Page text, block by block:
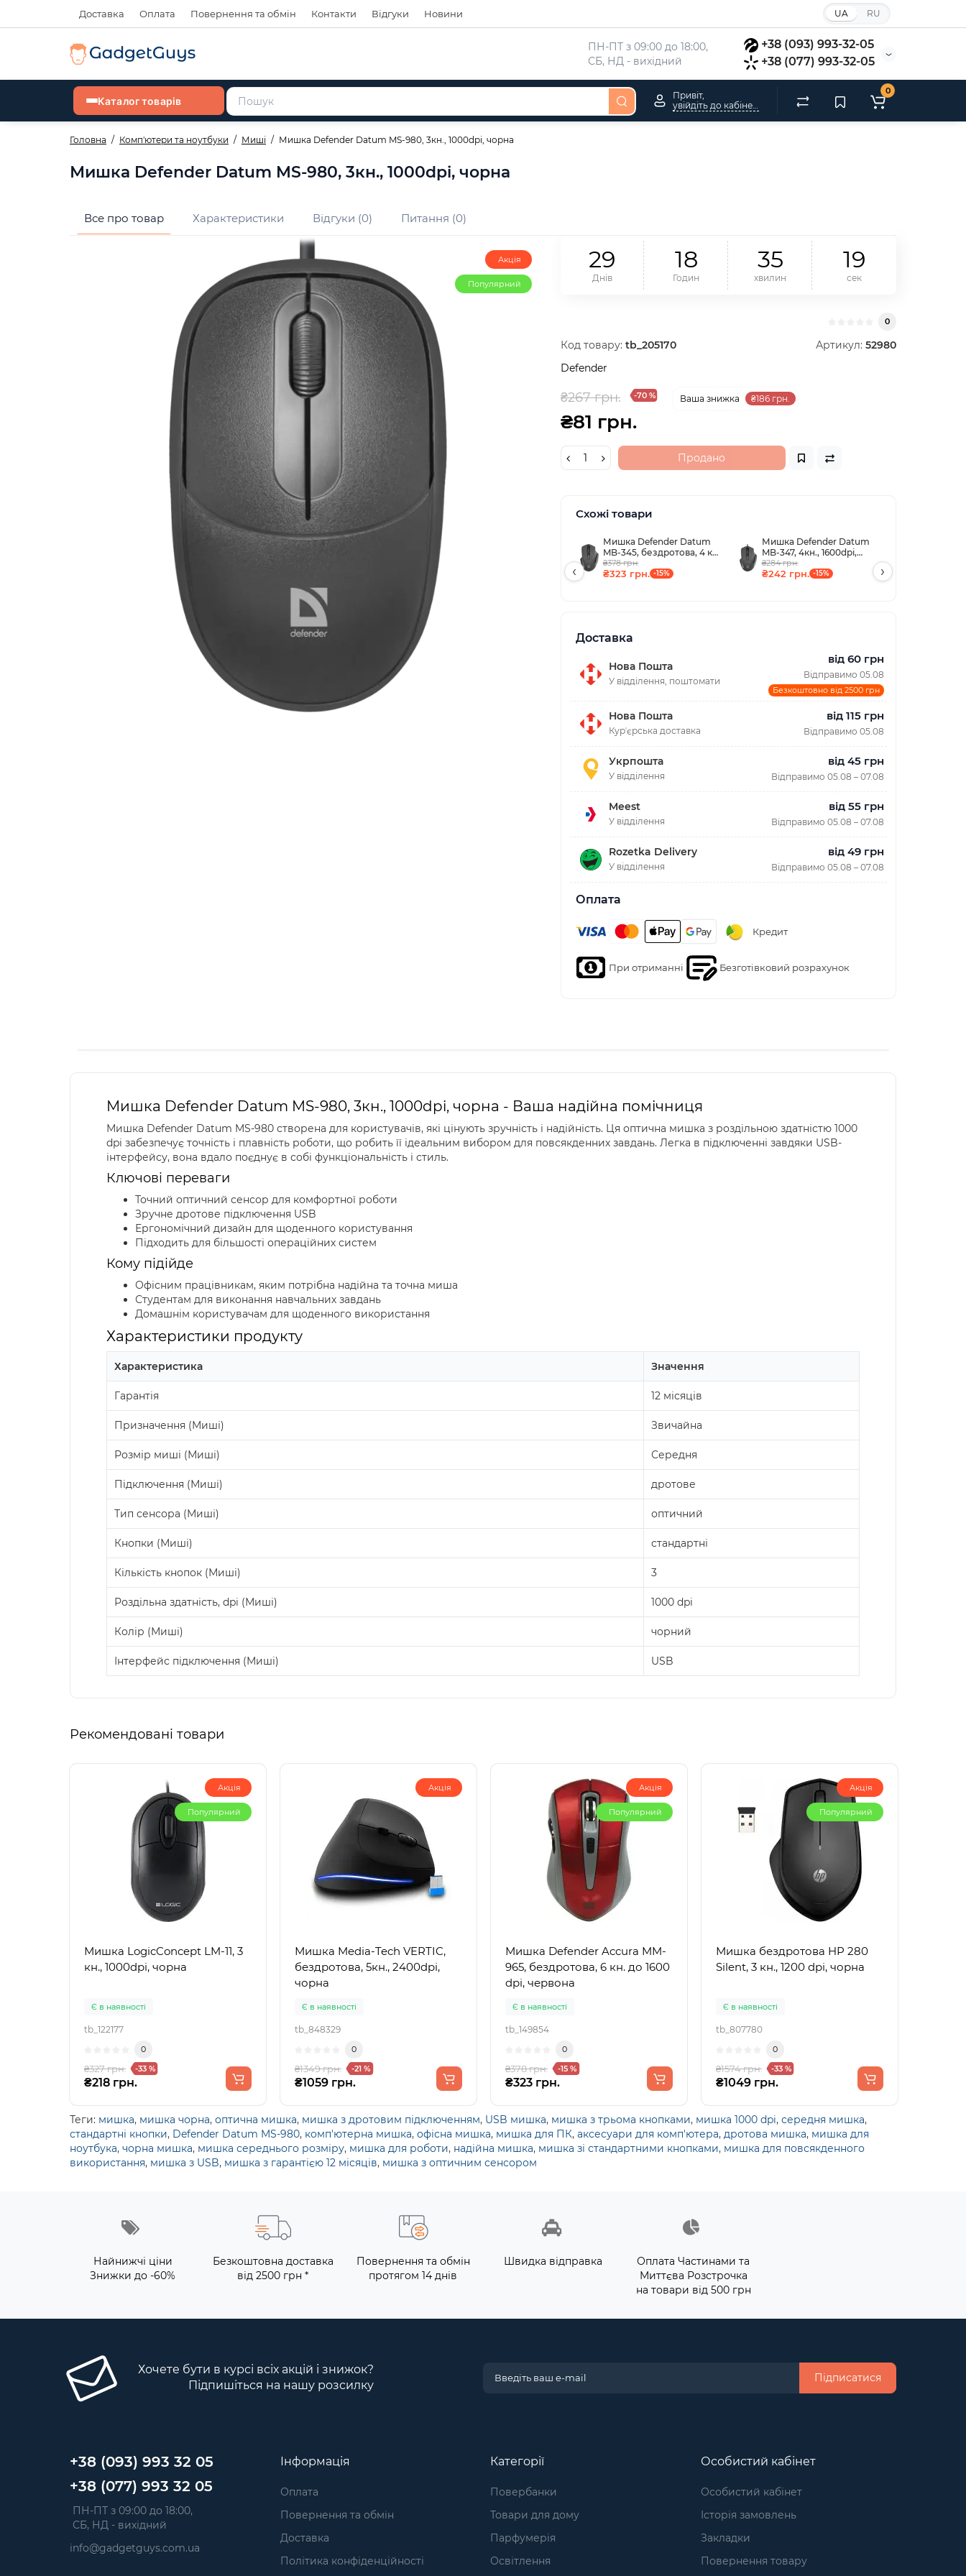
Доставка Оплата Повернення та обмін Контакти Відгуки Новини UA RU
ПН-ПТ з 09:00 до 18:00,
СБ, НД - вихідний
+38 (093) 993-32-05
+38 (077) 993-32-05
Каталог товарів
Привіт,
0
Головна Комп'ютери та ноутбуки Миші Мишка Defender Datum MS-980, 3кн., 1000dpi, чорна
Мишка Defender Datum MS-980, 3кн., 1000dpi, чорна
Все про товар Характеристики Відгуки (0) Питання (0)
Акція
Популярний
29
Днів
18
Годин
35
хвилин
18
сек
0
Код товару: tb_205170 Артикул: 52980
Defender
₴267 грн. -70 % Ваша знижка ₴186 грн.
₴81 грн.
Продано
Схожі товари
Мишка Defender Datum
MB-345, бездротова, 4 кн.
до 1600 dpi, чорна
₴378 грн.
₴323 грн. -15%
Мишка Defender Datum
MB-347, 4кн., 1600dpi,
чорна
₴284 грн.
₴242 грн. -15%
‹ ›
Доставка
Нова Пошта
У відділення, поштомати
від 60 грн
Відправимо 05.08
Безкоштовно від 2500 грн
Нова Пошта
Курʼєрська доставка
від 115 грн
Відправимо 05.08
Укрпошта
У відділення
від 45 грн
Відправимо 05.08 – 07.08
Meest
У відділення
від 55 грн
Відправимо 05.08 – 07.08
Rozetka Delivery
У відділення
від 49 грн
Відправимо 05.08 – 07.08
Оплата
Кредит
При отриманні Безготівковий розрахунок
Мишка Defender Datum MS-980, 3кн., 1000dpi, чорна - Ваша надійна помічниця
Мишка Defender Datum MS-980 створена для користувачів, які цінують зручність і надійність. Ця оптична мишка з роздільною здатністю 1000
dpi забезпечує точність і плавність роботи, що робить її ідеальним вибором для повсякденних завдань. Легка в підключенні завдяки USB-
інтерфейсу, вона вдало поєднує в собі функціональність і стиль.
Ключові переваги
Точний оптичний сенсор для комфортної роботи
Зручне дротове підключення USB
Ергономічний дизайн для щоденного користування
Підходить для більшості операційних систем
Кому підійде
Офісним працівникам, яким потрібна надійна та точна миша
Студентам для виконання навчальних завдань
Домашнім користувачам для щоденного використання
Характеристики продукту
Характеристика Значення
Гарантія 12 місяців
Призначення (Миші) Звичайна
Розмір миші (Миші) Середня
Підключення (Миші) дротове
Тип сенсора (Миші) оптичний
Кнопки (Миші) стандартні
Кількість кнопок (Миші) 3
Роздільна здатність, dpi (Миші) 1000 dpi
Колір (Миші) чорний
Інтерфейс підключення (Миші) USB
Рекомендовані товари
Акція
Популярний
Мишка LogicConcept LM-11, 3
кн., 1000dpi, чорна
Є в наявності
tb_122177
0
₴327 грн. -33 %
₴218 грн.
Акція
Мишка Media-Tech VERTIC,
бездротова, 5кн., 2400dpi,
чорна
Є в наявності
tb_848329
0
₴1349 грн. -21 %
₴1059 грн.
Акція
Популярний
Мишка Defender Accura MM-
965, бездротова, 6 кн. до 1600
dpi, червона
Є в наявності
tb_149854
0
₴378 грн. -15 %
₴323 грн.
Акція
Популярний
Мишка бездротова HP 280
Silent, 3 кн., 1200 dpi, чорна
Є в наявності
tb_807780
0
₴1574 грн. -33 %
₴1049 грн.
Теги: мишка, мишка чорна, оптична мишка, мишка з дротовим підключенням, USB мишка, мишка з трьома кнопками, мишка 1000 dpi, середня мишка,
стандартні кнопки, Defender Datum MS-980, комп'ютерна мишка, офісна мишка, мишка для ПК, аксесуари для комп'ютера, дротова мишка, мишка для
ноутбука, чорна мишка, мишка середнього розміру, мишка для роботи, надійна мишка, мишка зі стандартними кнопками, мишка для повсякденного
використання, мишка з USB, мишка з гарантією 12 місяців, мишка з оптичним сенсором
Найнижчі ціни
Знижки до -60%
Безкоштовна доставка
від 2500 грн *
Повернення та обмін
протягом 14 днів
Швидка відправка
Оплата Частинами та
Миттєва Розстрочка
на товари від 500 грн
Хочете бути в курсі всіх акцій і знижок?
Підпишіться на нашу розсилку
Підписатися
+38 (093) 993 32 05
+38 (077) 993 32 05
ПН-ПТ з 09:00 до 18:00,
СБ, НД - вихідний
info@gadgetguys.com.ua
Інформація
Оплата
Повернення та обмін
Доставка
Політика конфіденційності
Категорії
Повербанки
Товари для дому
Парфумерія
Освітлення
Особистий кабінет
Особистий кабінет
Історія замовлень
Закладки
Повернення товару